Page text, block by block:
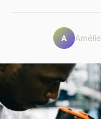
A Amélie